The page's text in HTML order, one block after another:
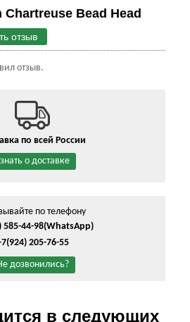
Bead Head
отзыв
отзыв.
по всей России
о доставке
по телефону
585-44-98(WhatsApp)
205-76-55
дозвонились?
в следующих